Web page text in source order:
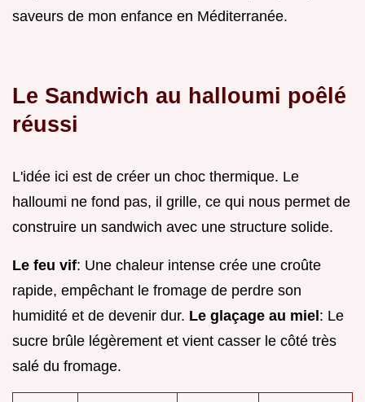
saveurs de mon enfance en Méditerranée.
Le Sandwich au halloumi poêlé
réussi
L'idée ici est de créer un choc thermique. Le
halloumi ne fond pas, il grille, ce qui nous permet de
construire un sandwich avec une structure solide.
Le feu vif: Une chaleur intense crée une croûte
rapide, empêchant le fromage de perdre son
humidité et de devenir dur. Le glaçage au miel: Le
sucre brûle légèrement et vient casser le côté très
salé du fromage.